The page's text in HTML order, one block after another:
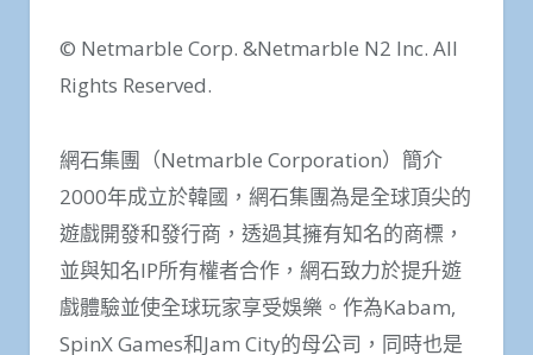
© Netmarble Corp. &Netmarble N2 Inc. All
Rights Reserved.
網石集團（Netmarble Corporation）簡介
2000年成立於韓國，網石集團為是全球頂尖的
遊戲開發和發行商，透過其擁有知名的商標，
並與知名IP所有權者合作，網石致力於提升遊
戲體驗並使全球玩家享受娛樂。作為Kabam,
SpinX Games和Jam City的母公司，同時也是